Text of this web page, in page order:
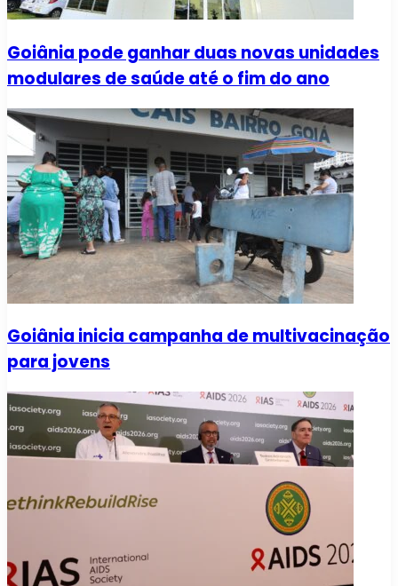
Goiânia pode ganhar duas novas unidades
modulares de saúde até o fim do ano
Goiânia inicia campanha de multivacinação
para jovens